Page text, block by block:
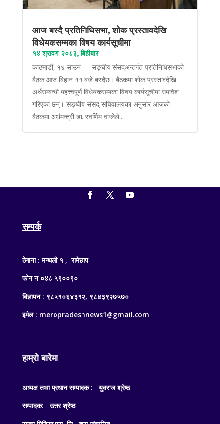
आज बस्दै प्रतिनिधिसभा, शोक प्रस्तावदेखि
विधेयकसम्मका विषय कार्यसूचीमा
१४ श्रावण २०८३, बिहीबार
काठमाडौं, १४ साउन — सङ्घीय संसद्अन्तर्गत प्रतिनिधिसभाको
बैठक आज बिहान ११ बजे बस्दैछ। बैठकमा शोक प्रस्तावदेखि
अर्थसम्बन्धी महत्त्वपूर्ण विधेयकसम्मका विषय कार्यसूचीमा समावेश
गरिएका छन्। सङ्घीय संसद् सचिवालयका अनुसार आजको
बैठकमा अर्थमन्त्री डा. स्वर्णिम वाग्लेले...
सम्पर्क
ठेगाना : मन्थली १ , रामेछाप
फोन न ०४८ ५९००९०
बिज्ञापन : ९८५१०६४३१२, ९८४३९२७५७०
इमेल : meropradeshnews1@gmail.com
हाम्रो बारेमा
अध्यक्ष तथा प्रधान सम्पादक : युवराज श्रेष्ठ
सम्पादक: उत्तर श्रेष्ठ